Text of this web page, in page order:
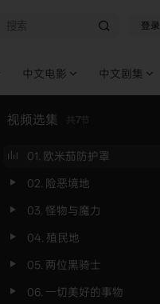
登录
中文电影 中文剧集
视频选集 共 7 节
01. 欧米茄防护罩
02. 险恶境地
03. 怪物与魔力
04. 殖民地
05. 两位黑骑士
06. 一切美好的事物